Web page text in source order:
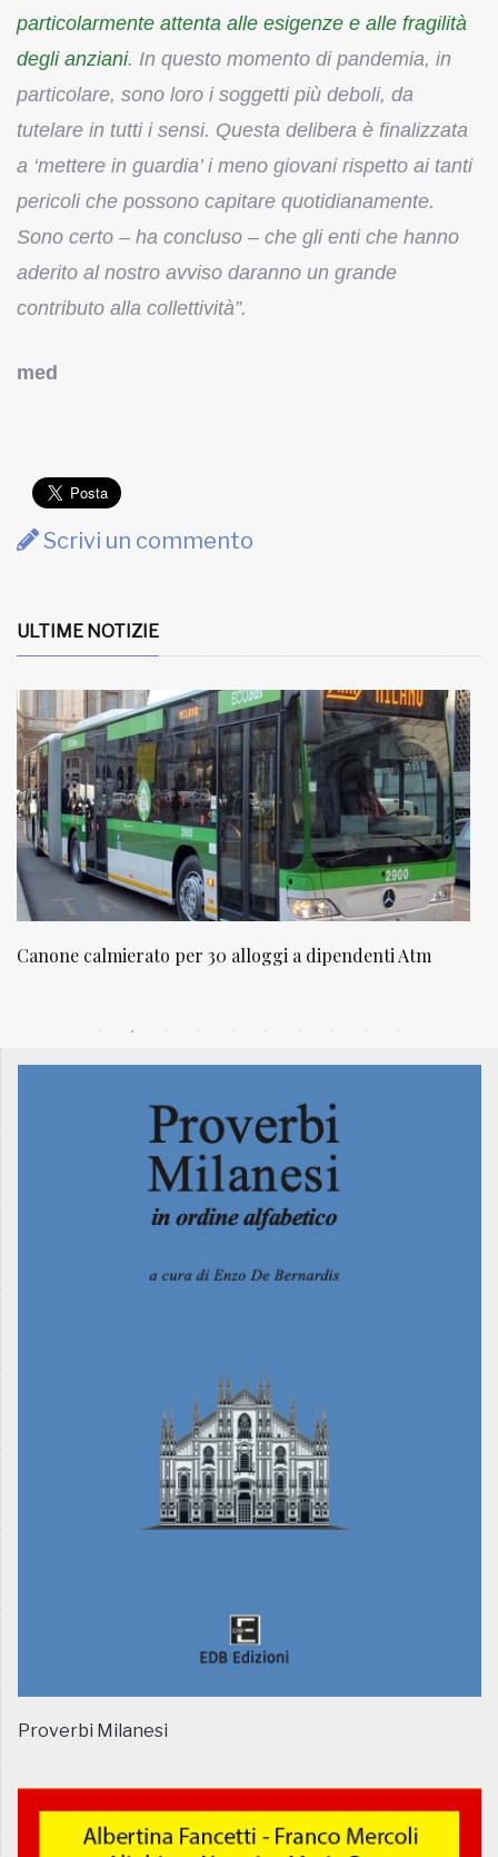
particolarmente attenta alle esigenze e alle fragilità
degli anziani. In questo momento di pandemia, in
particolare, sono loro i soggetti più deboli, da
tutelare in tutti i sensi. Questa delibera è finalizzata
a ‘mettere in guardia’ i meno giovani rispetto ai tanti
pericoli che possono capitare quotidianamente.
Sono certo – ha concluso – che gli enti che hanno
aderito al nostro avviso daranno un grande
contributo alla collettività”.
med
Scrivi un commento
ULTIME NOTIZIE
NATUROPATIA IN BREVE 20/01
Proverbi Milanesi